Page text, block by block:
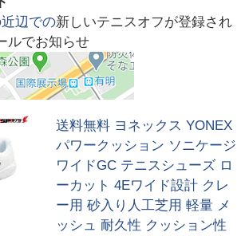
辺での新しいテニスオフが登録され
ルでお知らせ
送料無料 ヨネックス YONEX
パワークッション ソニケージ
ワイドGC テニスシューズ ロ
ーカット 4Eワイド設計 クレ
ー用 砂入り人工芝用 軽量 メ
ッシュ 耐久性 クッション性